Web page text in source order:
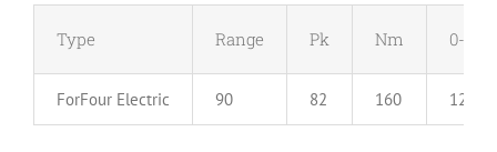
Type Range Pk Nm 0-100
ForFour Electric 90 82 160 12.7